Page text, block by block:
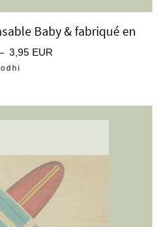
Baby & fabriqué en
Prix régulier
3,95 EUR